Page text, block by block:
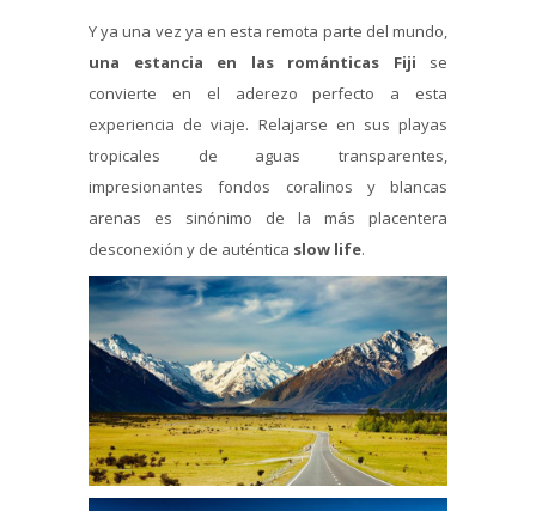
Y ya una vez ya en esta remota parte del mundo,
una estancia en las románticas Fiji se
convierte en el aderezo perfecto a esta
experiencia de viaje. Relajarse en sus playas
tropicales de aguas transparentes,
impresionantes fondos coralinos y blancas
arenas es sinónimo de la más placentera
desconexión y de auténtica slow life.